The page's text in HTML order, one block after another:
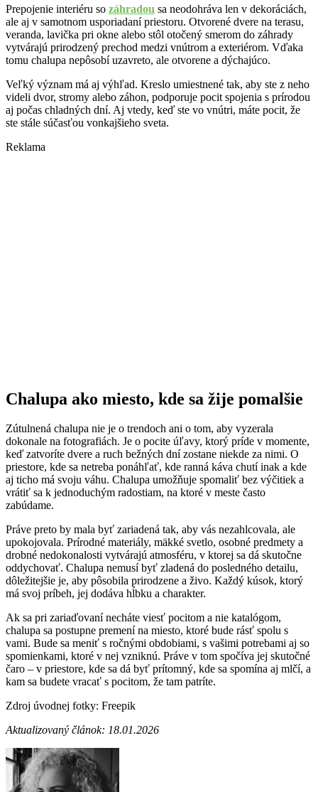
Prepojenie interiéru so záhradou sa neodohráva len v dekoráciách,
ale aj v samotnom usporiadaní priestoru. Otvorené dvere na terasu,
veranda, lavička pri okne alebo stôl otočený smerom do záhrady
vytvárajú prirodzený prechod medzi vnútrom a exteriérom. Vďaka
tomu chalupa nepôsobí uzavreto, ale otvorene a dýchajúco.
Veľký význam má aj výhľad. Kreslo umiestnené tak, aby ste z neho
videli dvor, stromy alebo záhon, podporuje pocit spojenia s prírodou
aj počas chladných dní. Aj vtedy, keď ste vo vnútri, máte pocit, že
ste stále súčasťou vonkajšieho sveta.
Reklama
Chalupa ako miesto, kde sa žije pomalšie
Zútulnená chalupa nie je o trendoch ani o tom, aby vyzerala
dokonale na fotografiách. Je o pocite úľavy, ktorý príde v momente,
keď zatvoríte dvere a ruch bežných dní zostane niekde za nimi. O
priestore, kde sa netreba ponáhľať, kde ranná káva chutí inak a kde
aj ticho má svoju váhu. Chalupa umožňuje spomaliť bez výčitiek a
vrátiť sa k jednoduchým radostiam, na ktoré v meste často
zabúdame.
Práve preto by mala byť zariadená tak, aby vás nezahlcovala, ale
upokojovala. Prírodné materiály, mäkké svetlo, osobné predmety a
drobné nedokonalosti vytvárajú atmosféru, v ktorej sa dá skutočne
oddychovať. Chalupa nemusí byť zladená do posledného detailu,
dôležitejšie je, aby pôsobila prirodzene a živo. Každý kúsok, ktorý
má svoj príbeh, jej dodáva hĺbku a charakter.
Ak sa pri zariaďovaní necháte viesť pocitom a nie katalógom,
chalupa sa postupne premení na miesto, ktoré bude rásť spolu s
vami. Bude sa meniť s ročnými obdobiami, s vašimi potrebami aj so
spomienkami, ktoré v nej vzniknú. Práve v tom spočíva jej skutočné
čaro – v priestore, kde sa dá byť prítomný, kde sa spomína aj mlčí, a
kam sa budete vracať s pocitom, že tam patríte.
Zdroj úvodnej fotky: Freepik
Aktualizovaný článok: 18.01.2026